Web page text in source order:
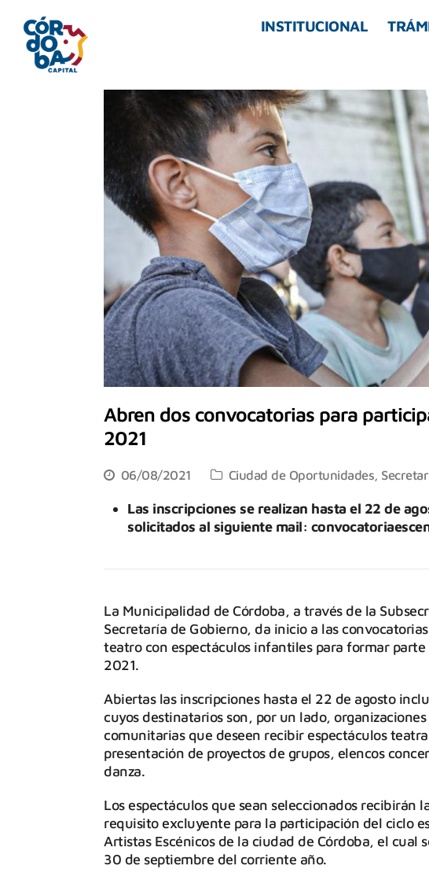
INSTITUCIONAL
Abren dos convocatorias para
2021
06/08/2021 Ciudad de Oportunidades,
Las inscripciones se realizan hasta el 22 de
solicitados al siguiente mail:
La Municipalidad de Córdoba, a través de la
Secretaría de Gobierno, da inicio a las
teatro con espectáculos infantiles para formar
2021.
Abiertas las inscripciones hasta el 22 de agosto
cuyos destinatarios son, por un lado,
comunitarias que deseen recibir espectáculos
presentación de proyectos de grupos, elencos
danza.
Los espectáculos que sean seleccionados recibirán
requisito excluyente para la participación del ciclo
Artistas Escénicos de la ciudad de Córdoba, el cual
30 de septiembre del corriente año.